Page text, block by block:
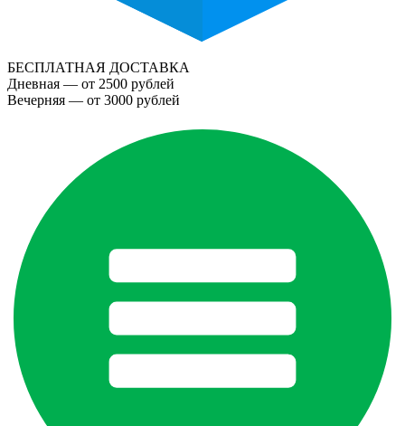
БЕСПЛАТНАЯ ДОСТАВКА
Дневная — от 2500 рублей
Вечерняя — от 3000 рублей